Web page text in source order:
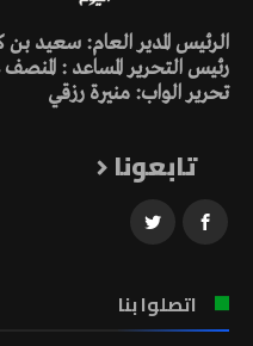
الرئيس المدير العام: سعيد بن
رئيس التحرير المساعد :
تحرير الواب: منيرة رزقي
تابعونا
اتصلوا بنا